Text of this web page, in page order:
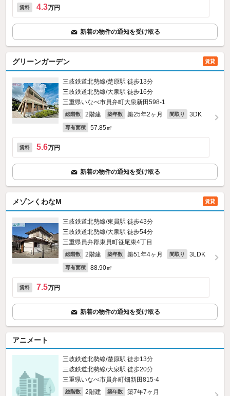
賃料 4.3万円
新着の物件の通知を受け取る
グリーンガーデン 賃貸
三岐鉄道北勢線/楚原駅 徒歩13分
三岐鉄道北勢線/大泉駅 徒歩16分
三重県いなべ市員弁町大泉新田598‐1
総階数 2階建 築年数 築25年2ヶ月 間取り 3DK
専有面積 57.85㎡
賃料 5.6万円
新着の物件の通知を受け取る
メゾンくわなM 賃貸
三岐鉄道北勢線/東員駅 徒歩43分
三岐鉄道北勢線/大泉駅 徒歩54分
三重県員弁郡東員町笹尾東4丁目
総階数 2階建 築年数 築51年4ヶ月 間取り 3LDK
専有面積 88.90㎡
賃料 7.5万円
新着の物件の通知を受け取る
アニメート
三岐鉄道北勢線/楚原駅 徒歩13分
三岐鉄道北勢線/大泉駅 徒歩20分
三重県いなべ市員弁町畑新田815‐4
総階数 2階建 築年数 築7年7ヶ月